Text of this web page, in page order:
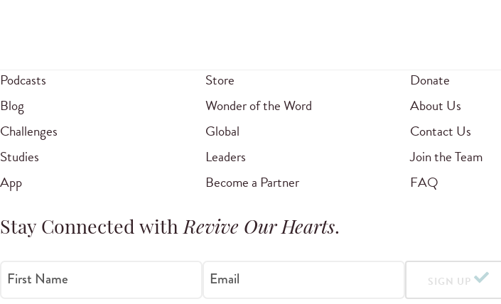
Podcasts
Blog
Challenges
Studies
App
Store
Wonder of the Word
Global
Leaders
Become a Partner
Donate
About Us
Contact Us
Join the Team
FAQ
Stay Connected withRevive Our Hearts.
First Name Email SIGN UP